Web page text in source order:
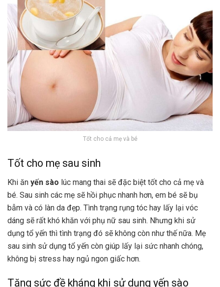
Tốt cho cả mẹ và bé
Tốt cho mẹ sau sinh
Khi ăn yến sào lúc mang thai sẽ đặc biệt tốt cho cả mẹ và
bé. Sau sinh các mẹ sẽ hồi phục nhanh hơn, em bé sẽ bụ
bẫm và có làn da đẹp. Tình trạng rụng tóc hay lấy lại vóc
dáng sẽ rất khó khăn với phụ nữ sau sinh. Nhưng khi sử
dụng tổ yến thì tình trạng đó sẽ không còn như thế nữa. Mẹ
sau sinh sử dụng tổ yến còn giúp lấy lại sức nhanh chóng,
không bị stress hay ngủ ngon giấc hơn.
Tăng sức đề kháng khi sử dụng yến sào